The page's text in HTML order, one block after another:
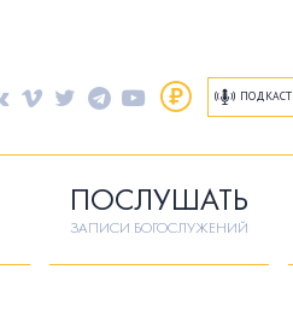
ПОДКАСТ
ПОСЛУШАТЬ
ЗАПИСИ БОГОСЛУЖЕНИЙ